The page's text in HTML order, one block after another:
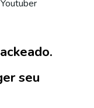
Youtuber
seu